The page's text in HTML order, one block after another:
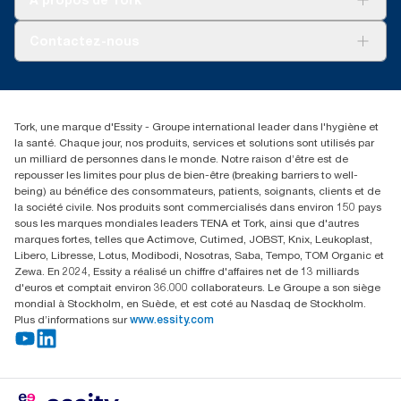
01 85 07 92 00
Tork, une marque d'Essity - Groupe international leader dans l'hygiène et
la santé. Chaque jour, nos produits, services et solutions sont utilisés par
un milliard de personnes dans le monde. Notre raison d’être est de
repousser les limites pour plus de bien-être (breaking barriers to well-
being) au bénéfice des consommateurs, patients, soignants, clients et de
la société civile. Nos produits sont commercialisés dans environ 150 pays
sous les marques mondiales leaders TENA et Tork, ainsi que d'autres
marques fortes, telles que Actimove, Cutimed, JOBST, Knix, Leukoplast,
Libero, Libresse, Lotus, Modibodi, Nosotras, Saba, Tempo, TOM Organic et
Zewa. En 2024, Essity a réalisé un chiffre d'affaires net de 13 milliards
d'euros et comptait environ 36.000 collaborateurs. Le Groupe a son siège
mondial à Stockholm, en Suède, et est coté au Nasdaq de Stockholm.
Plus d’informations sur www.essity.com